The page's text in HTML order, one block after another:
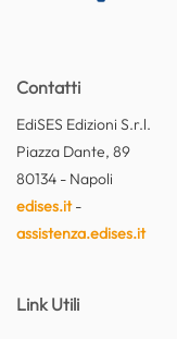
Contatti
EdiSES Edizioni S.r.l.
Piazza Dante, 89
80134 - Napoli
edises.it-
assistenza.edises.it
Link Utili